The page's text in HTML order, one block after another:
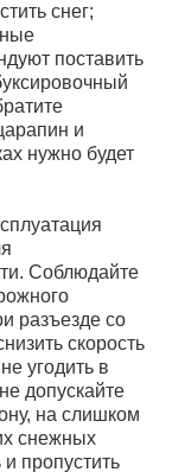
снег;
поставить
и
нужно будет
Соблюдайте
разъезде со
скорость
угодить в
допускайте
на слишком
снежных
пропустить